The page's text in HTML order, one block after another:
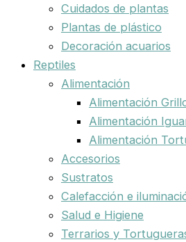
Cuidados de plantas
Plantas de plástico
Decoración acuarios
Reptiles
Alimentación
Alimentación
Alimentación
Alimentación
Accesorios
Sustratos
Calefacción e
Salud e Higiene
Terrarios y